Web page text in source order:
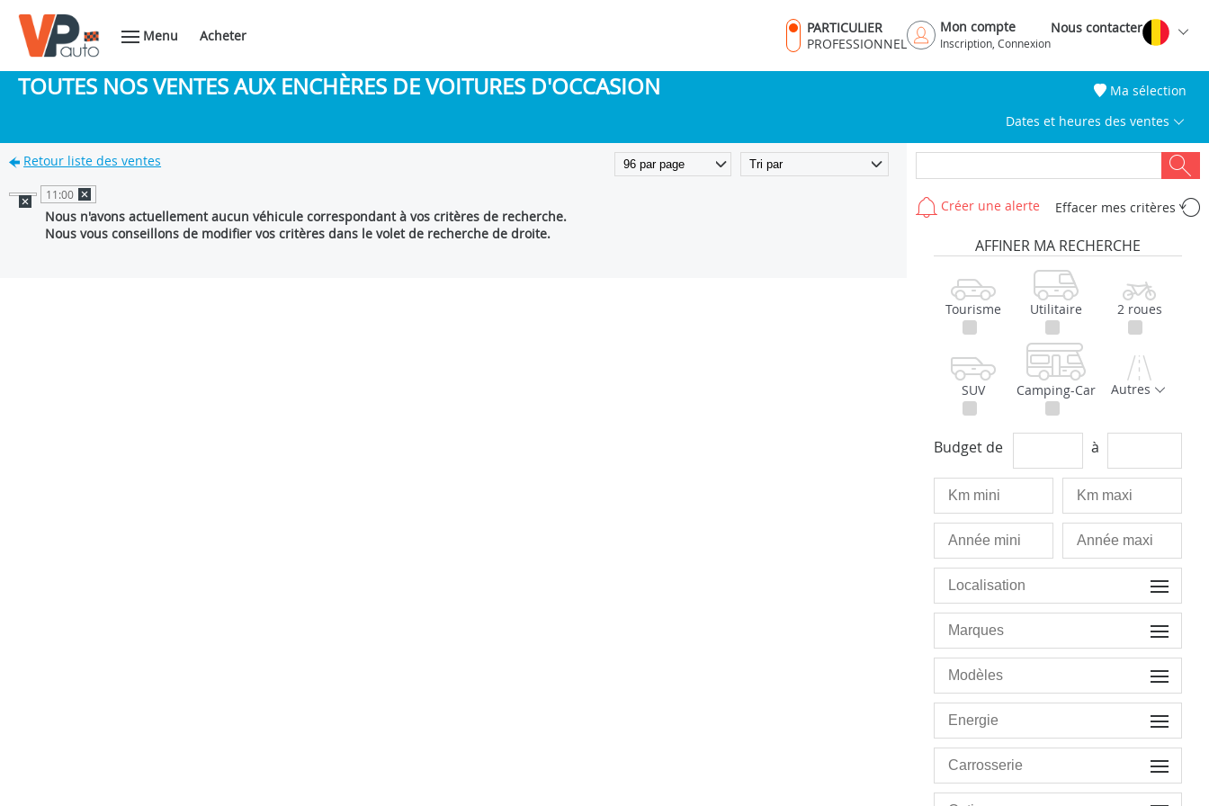
Menu Acheter
PARTICULIER
PROFESSIONNEL
Mon compte
Inscription, Connexion
Nous contacter
TOUTES NOS VENTES AUX ENCHÈRES DE VOITURES D'OCCASION
Ma sélection
Dates et heures des ventes
Retour liste des ventes
11:00
Nous n'avons actuellement aucun véhicule correspondant à vos critères de recherche.
Nous vous conseillons de modifier vos critères dans le volet de recherche de droite.
Créer une alerte Effacer mes critères
AFFINER MA RECHERCHE
Tourisme Utilitaire 2 roues
SUV Camping-Car Autres
Budget de à